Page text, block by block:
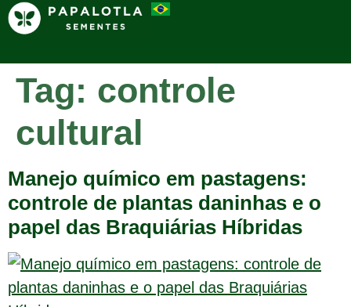
Tag: controle
cultural
Manejo químico em pastagens:
controle de plantas daninhas e o
papel das Braquiárias Híbridas